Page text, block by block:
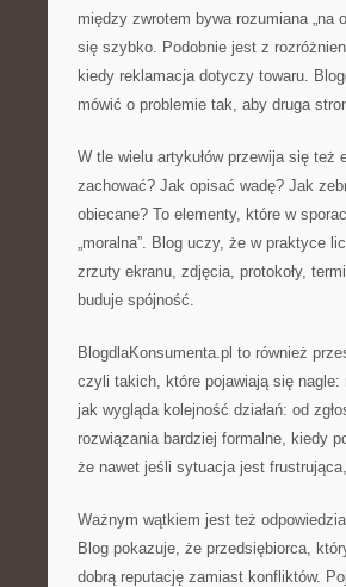
między zwrotem bywa rozumiana
się szybko. Podobnie jest z
kiedy reklamacja dotyczy towaru.
mówić o problemie tak, aby druga
W tle wielu artykułów przewija się
zachować? Jak opisać wadę? Jak
obiecane? To elementy, które w
„moralna”. Blog uczy, że w praktyce
zrzuty ekranu, zdjęcia, protokoły,
buduje spójność.
BlogdlaKonsumenta.pl to również
czyli takich, które pojawiają się nagle:
jak wygląda kolejność działań: od
rozwiązania bardziej formalne, kiedy
że nawet jeśli sytuacja jest
Ważnym wątkiem jest też
Blog pokazuje, że przedsiębiorca,
dobrą reputację zamiast konfliktów.